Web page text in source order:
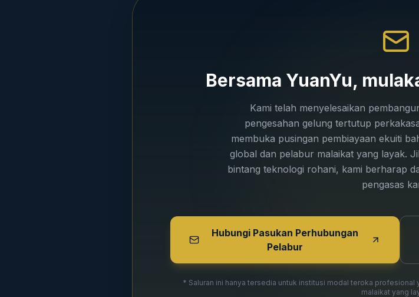
Bersama YuanYu,
Kami telah menyelesaikan
pengesahan gelung tertutup
membuka pusingan pembiayaan ekuiti
global dan pelabur malaikat yang layak.
bintang teknologi rohani, kami berharap
pengasas
Hubungi Pasukan Perhubungan
Pelabur
* Saluran ini hanya tersedia untuk institusi modal teroka
malaikat yang